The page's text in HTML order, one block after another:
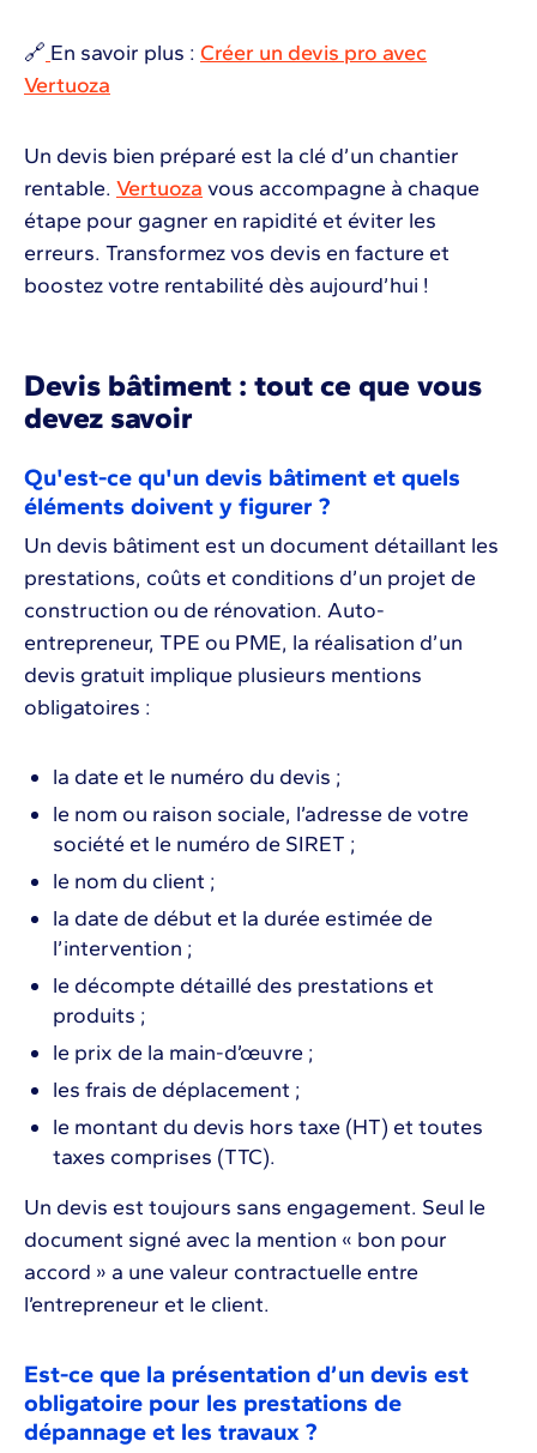
🔗 En savoir plus : Créer un devis pro avec
Vertuoza
Un devis bien préparé est la clé d’un chantier
rentable. Vertuoza vous accompagne à chaque
étape pour gagner en rapidité et éviter les
erreurs. Transformez vos devis en facture et
boostez votre rentabilité dès aujourd’hui !
Devis bâtiment : tout ce que vous
devez savoir
Qu'est-ce qu'un devis bâtiment et quels
éléments doivent y figurer ?
Un devis bâtiment est un document détaillant les
prestations, coûts et conditions d’un projet de
construction ou de rénovation. Auto-
entrepreneur, TPE ou PME, la réalisation d’un
devis gratuit implique plusieurs mentions
obligatoires :
la date et le numéro du devis ;
le nom ou raison sociale, l’adresse de votre
société et le numéro de SIRET ;
le nom du client ;
la date de début et la durée estimée de
l’intervention ;
le décompte détaillé des prestations et
produits ;
le prix de la main-d’œuvre ;
les frais de déplacement ;
le montant du devis hors taxe (HT) et toutes
taxes comprises (TTC).
Un devis est toujours sans engagement. Seul le
document signé avec la mention « bon pour
accord » a une valeur contractuelle entre
l’entrepreneur et le client.
Est-ce que la présentation d’un devis est
obligatoire pour les prestations de
dépannage et les travaux ?